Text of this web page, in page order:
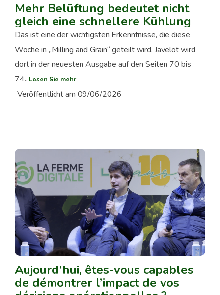
Mehr Belüftung bedeutet nicht
gleich eine schnellere Kühlung
Das ist eine der wichtigsten Erkenntnisse, die diese
Woche in „Milling and Grain“ geteilt wird. Javelot wird
dort in der neuesten Ausgabe auf den Seiten 70 bis
74...Lesen Sie mehr
Veröffentlicht am 09/06/2026
Aujourd’hui, êtes-vous capables
de démontrer l’impact de vos